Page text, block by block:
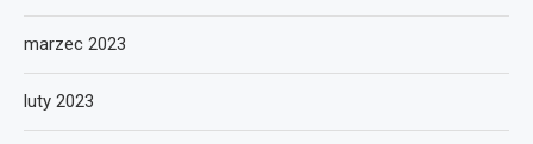
marzec 2023
luty 2023